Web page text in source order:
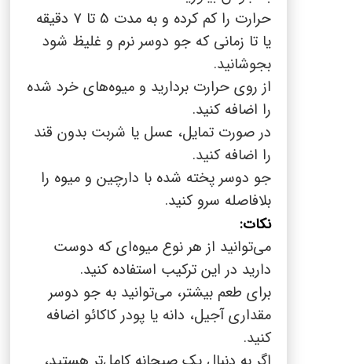
حرارت را کم کرده و به مدت 5 تا 7 دقیقه
یا تا زمانی که جو دوسر نرم و غلیظ شود
بجوشانید.
از روی حرارت بردارید و میوه‌های خرد شده
را اضافه کنید.
در صورت تمایل، عسل یا شربت بدون قند
را اضافه کنید.
جو دوسر پخته شده با دارچین و میوه را
بلافاصله سرو کنید.
نکات:
می‌توانید از هر نوع میوه‌ای که دوست
دارید در این ترکیب استفاده کنید.
برای طعم بیشتر، می‌توانید به جو دوسر
مقداری آجیل، دانه یا پودر کاکائو اضافه
کنید.